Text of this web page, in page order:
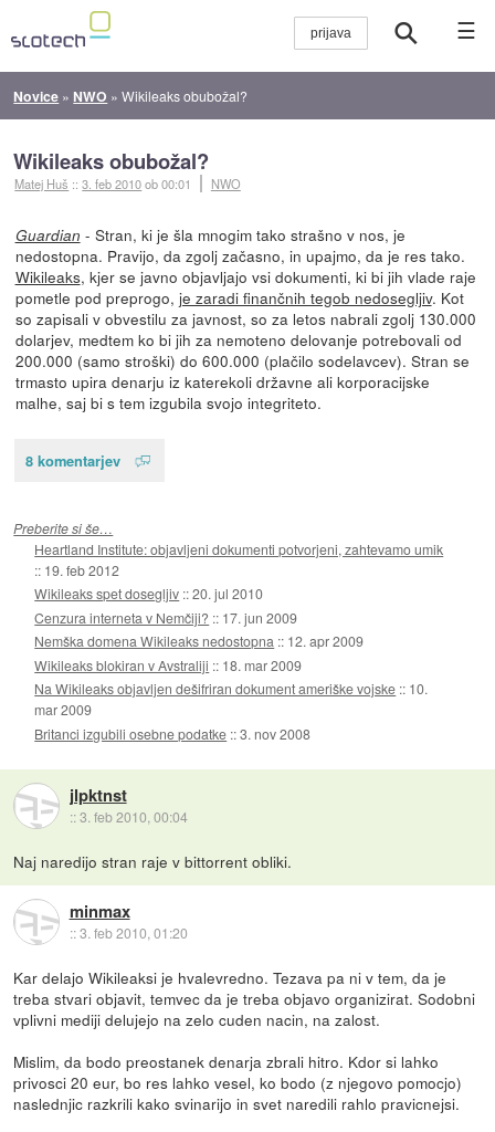
☰
Novice » NWO »Wikileaks obubožal?
Wikileaks obubožal?
Matej Huš ::3. feb 2010ob 00:01 NWO
Guardian - Stran, ki je šla mnogim tako strašno v nos, je
nedostopna. Pravijo, da zgolj začasno, in upajmo, da je res tako.
Wikileaks, kjer se javno objavljajo vsi dokumenti, ki bi jih vlade raje
pometle pod preprogo, je zaradi finančnih tegob nedosegljiv. Kot
so zapisali v obvestilu za javnost, so za letos nabrali zgolj 130.000
dolarjev, medtem ko bi jih za nemoteno delovanje potrebovali od
200.000 (samo stroški) do 600.000 (plačilo sodelavcev). Stran se
trmasto upira denarju iz katerekoli državne ali korporacijske
malhe, saj bi s tem izgubila svojo integriteto.
8 komentarjev
Preberite si še…
Heartland Institute: objavljeni dokumenti potvorjeni, zahtevamo umik
:: 19. feb 2012
Wikileaks spet dosegljiv ::20. jul 2010
Cenzura interneta v Nemčiji? :: 17. jun 2009
Nemška domena Wikileaks nedostopna :: 12. apr 2009
Wikileaks blokiran v Avstraliji :: 18. mar 2009
Na Wikileaks objavljen dešifriran dokument ameriške vojske :: 10.
mar 2009
Britanci izgubili osebne podatke ::3. nov 2008
jlpktnst
::3. feb 2010, 00:04
Naj naredijo stran raje v bittorrent obliki.
minmax
::3. feb 2010, 01:20
Kar delajo Wikileaksi je hvalevredno. Tezava pa ni v tem, da je
treba stvari objavit, temvec da je treba objavo organizirat. Sodobni
vplivni mediji delujejo na zelo cuden nacin, na zalost.
Mislim, da bodo preostanek denarja zbrali hitro. Kdor si lahko
privosci 20 eur, bo res lahko vesel, ko bodo (z njegovo pomocjo)
naslednjic razkrili kako svinarijo in svet naredili rahlo pravicnejsi.